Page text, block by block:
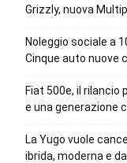
Grizzly, nuova
Noleggio sociale a
Cinque auto nuove
Fiat 500e, il rilancio
e una generazione
La Yugo vuole
ibrida, moderna e